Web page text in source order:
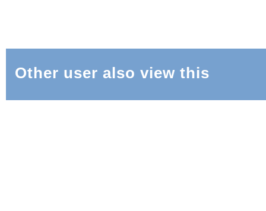
Other user also view this